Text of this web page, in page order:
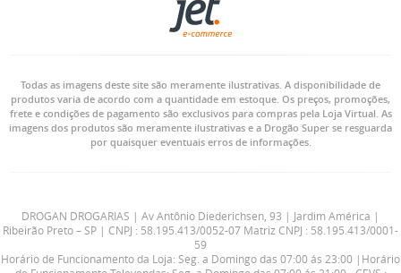
Todas as imagens deste site são meramente ilustrativas. A disponibilidade de
produtos varia de acordo com a quantidade em estoque. Os preços, promoções,
frete e condições de pagamento são exclusivos para compras pela Loja Virtual. As
imagens dos produtos são meramente ilustrativas e a Drogão Super se resguarda
por quaisquer eventuais erros de informações.
DROGAN DROGARIAS | Av Antônio Diederichsen, 93 | Jardim América |
Ribeirão Preto – SP | CNPJ : 58.195.413/0052-07 Matriz CNPJ : 58.195.413/0001-
59
Horário de Funcionamento da Loja: Seg. a Domingo das 07:00 ás 23:00 |Horário